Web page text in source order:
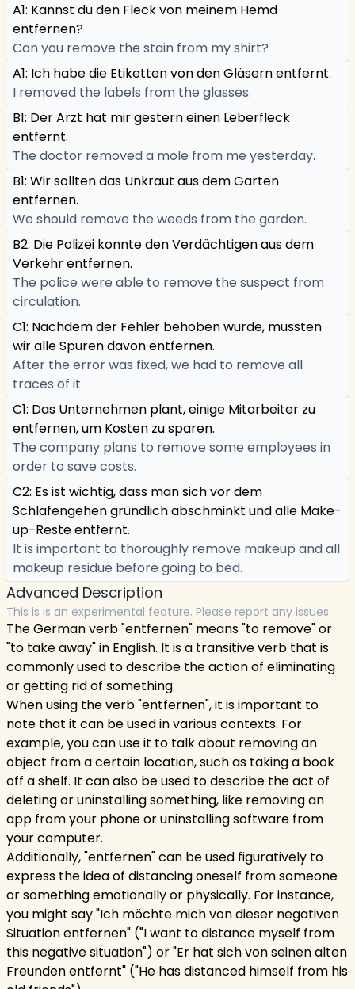
A1: Kannst du den Fleck von meinem Hemd
entfernen?
Can you remove the stain from my shirt?
A1: Ich habe die Etiketten von den Gläsern entfernt.
I removed the labels from the glasses.
B1: Der Arzt hat mir gestern einen Leberfleck
entfernt.
The doctor removed a mole from me yesterday.
B1: Wir sollten das Unkraut aus dem Garten
entfernen.
We should remove the weeds from the garden.
B2: Die Polizei konnte den Verdächtigen aus dem
Verkehr entfernen.
The police were able to remove the suspect from
circulation.
C1: Nachdem der Fehler behoben wurde, mussten
wir alle Spuren davon entfernen.
After the error was fixed, we had to remove all
traces of it.
C1: Das Unternehmen plant, einige Mitarbeiter zu
entfernen, um Kosten zu sparen.
The company plans to remove some employees in
order to save costs.
C2: Es ist wichtig, dass man sich vor dem
Schlafengehen gründlich abschminkt und alle Make-
up-Reste entfernt.
It is important to thoroughly remove makeup and all
makeup residue before going to bed.
Advanced Description
This is is an experimental feature. Please report any issues.
The German verb "entfernen" means "to remove" or
"to take away" in English. It is a transitive verb that is
commonly used to describe the action of eliminating
or getting rid of something.
When using the verb "entfernen", it is important to
note that it can be used in various contexts. For
example, you can use it to talk about removing an
object from a certain location, such as taking a book
off a shelf. It can also be used to describe the act of
deleting or uninstalling something, like removing an
app from your phone or uninstalling software from
your computer.
Additionally, "entfernen" can be used figuratively to
express the idea of distancing oneself from someone
or something emotionally or physically. For instance,
you might say "Ich möchte mich von dieser negativen
Situation entfernen" ("I want to distance myself from
this negative situation") or "Er hat sich von seinen alten
Freunden entfernt" ("He has distanced himself from his